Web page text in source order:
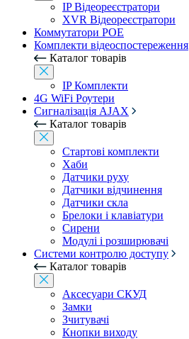
IP Відеореєстратори
XVR Відеореєстратори
Коммутатори POE
Комплекти відеоспостереження
Каталог товарів
IP Комплекти
4G WiFi Роутери
Сигналізація AJAX
Каталог товарів
Стартові комплекти
Хаби
Датчики руху
Датчики відчинення
Датчики скла
Брелоки і клавіатури
Сирени
Модулі і розширювачі
Системи контролю доступу
Каталог товарів
Аксесуари СКУД
Замки
Зчитувачі
Кнопки виходу